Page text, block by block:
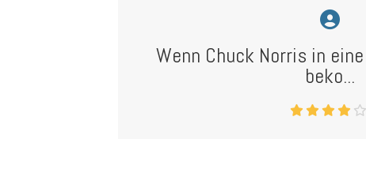
Wenn Chuck Norris in
beko...